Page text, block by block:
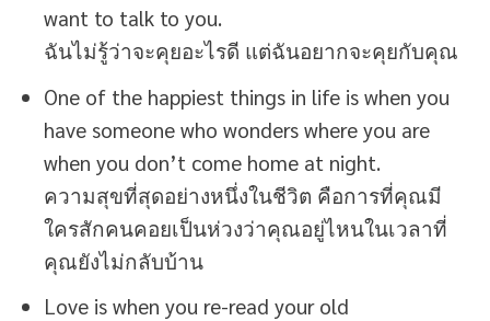
want to talk to you.
ฉันไม่รู้ว่าจะคุยอะไรดี แต่ฉันอยากจะคุยกับคุณ
One of the happiest things in life is when you
have someone who wonders where you are
when you don’t come home at night.
ความสุขที่สุดอย่างหนึ่งในชีวิต คือการที่คุณมี
ใครสักคนคอยเป็นห่วงว่าคุณอยู่ไหนในเวลาที่
คุณยังไม่กลับบ้าน
Love is when you re-read your old